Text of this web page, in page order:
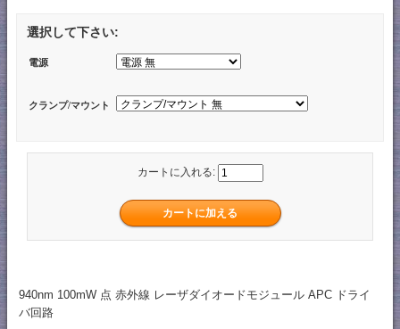
選択して下さい:
電源
クランプ/マウント
カートに入れる:
940nm 100mW 点 赤外線 レーザダイオードモジュール APC ドライ
バ回路